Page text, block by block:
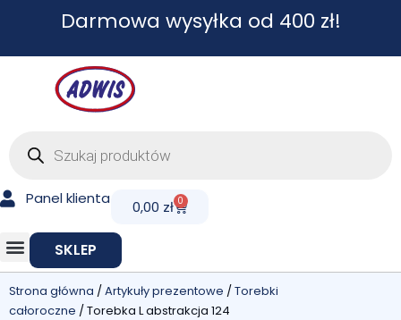
Darmowa wysyłka od 400 zł!
Panel klienta 0,00 zł 0
Cart
SKLEP
Strona główna /Artykuły prezentowe /Torebki
całoroczne / Torebka L abstrakcja 124